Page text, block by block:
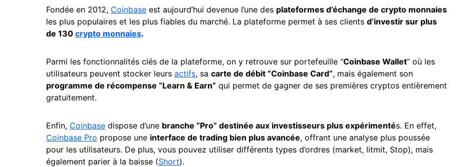
Fondée en 2012, Coinbase est aujourd’hui devenue l’une des plateformes d’échange de crypto monnaies
les plus populaires et les plus fiables du marché. La plateforme permet à ses clients d’investir sur plus
de 130 crypto monnaies.
Parmi les fonctionnalités clés de la plateforme, on y retrouve sur portefeuille “Coinbase Wallet” où les
utilisateurs peuvent stocker leurs actifs, sa carte de débit “Coinbase Card”, mais également son
programme de récompense “Learn & Earn” qui permet de gagner de ses premières cryptos entièrement
gratuitement.
Enfin, Coinbase dispose d’une branche “Pro” destinée aux investisseurs plus expérimentés. En effet,
Coinbase Pro propose une interface de trading bien plus avancée, offrant une analyse plus poussée
pour les utilisateurs. De plus, vous pouvez utiliser différents types d’ordres (market, litmit, Stop), mais
également parier à la baisse (Short).